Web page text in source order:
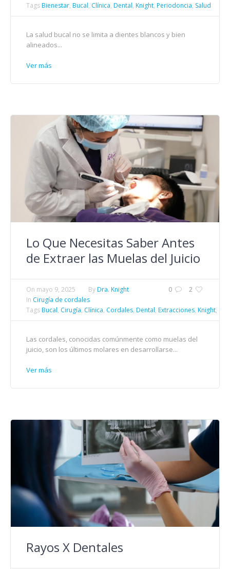
TagsBienestar, Bucal, Clínica, Dental, Knight, Periodoncia, Salud
La salud bucal no se limita a dientes blancos y bien
alineados...
Ver más
Lo Que Necesitas Saber Antes
de Extraer las Muelas del Juicio
0 2
On mayo 9, 2025 ByDra. Knight
In Cirugía de cordales
TagsBucal, Cirugía, Clínica, Cordales, Dental, Extracciones, Knight,
Las cordales, conocidas comúnmente como muelas del
juicio, son los últimos molares en desarrollarse...
Ver más
Rayos X Dentales